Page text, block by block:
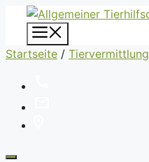
Zum
Inhalt
springen
Startseite / Tiervermittlung